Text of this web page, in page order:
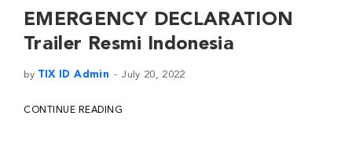
EMERGENCY DECLARATION
Trailer Resmi Indonesia
by TIX ID Admin July 20, 2022
CONTINUE READING